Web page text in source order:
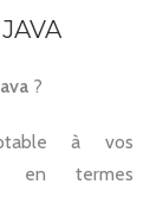
?
à vos
en termes